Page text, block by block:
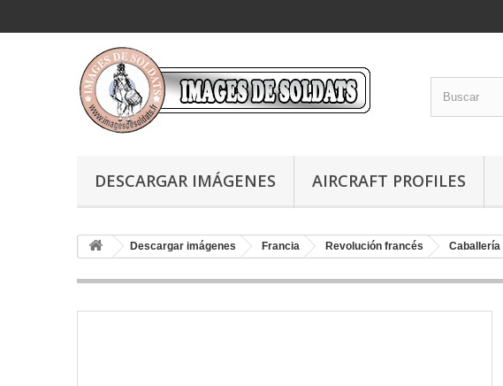
DESCARGAR IMÁGENES AIRCRAFT PROFILES
Descargar imágenes Francia Revolución francés Caballería